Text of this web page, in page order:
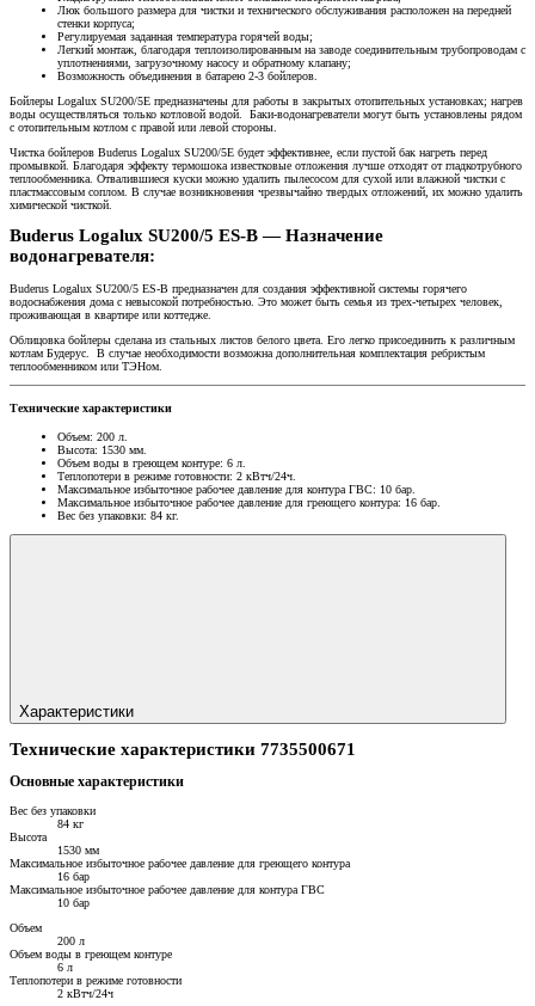
Люк большого размера для чистки и технического обслуживания расположен на передней
стенки корпуса;
Регулируемая заданная температура горячей воды;
Легкий монтаж, благодаря теплоизолированным на заводе соединительным трубопроводам с
уплотнениями, загрузочному насосу и обратному клапану;
Возможность объединения в батарею 2-3 бойлеров.
Бойлеры Logalux SU200/5E предназначены для работы в закрытых отопительных установках; нагрев
воды осуществляться только котловой водой. Баки-водонагреватели могут быть установлены рядом
с отопительным котлом с правой или левой стороны.
Чистка бойлеров Buderus Logalux SU200/5E будет эффективнее, если пустой бак нагреть перед
промывкой. Благодаря эффекту термошока известковые отложения лучше отходят от гладкотрубного
теплообменника. Отвалившиеся куски можно удалить пылесосом для сухой или влажной чистки с
пластмассовым соплом. В случае возникновения чрезвычайно твердых отложений, их можно удалить
химической чисткой.
Buderus Logalux SU200/5 ES-B — Назначение
водонагревателя:
Buderus Logalux SU200/5 ES-B предназначен для создания эффективной системы горячего
водоснабжения дома с невысокой потребностью. Это может быть семья из трех-четырех человек,
проживающая в квартире или коттедже.
Облицовка бойлеры сделана из стальных листов белого цвета. Его легко присоединить к различным
котлам Будерус. В случае необходимости возможна дополнительная комплектация ребристым
теплообменником или ТЭНом.
Технические характеристики
Объем: 200 л.
Высота: 1530 мм.
Объем воды в греющем контуре: 6 л.
Теплопотери в режиме готовности: 2 кВтч/24ч.
Максимальное избыточное рабочее давление для контура ГВС: 10 бар.
Максимальное избыточное рабочее давление для греющего контура: 16 бар.
Вес без упаковки: 84 кг.
Характеристики
Технические характеристики 7735500671
Основные характеристики
Вес без упаковки
84 кг
Высота
1530 мм
Максимальное избыточное рабочее давление для греющего контура
16 бар
Максимальное избыточное рабочее давление для контура ГВС
10 бар
Объем
200 л
Объем воды в греющем контуре
6 л
Теплопотери в режиме готовности
2 кВтч/24ч